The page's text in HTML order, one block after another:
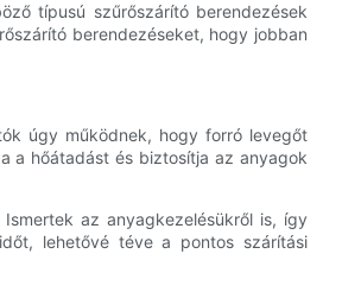
típusú szűrőszárító berendezések
berendezéseket, hogy jobban
úgy működnek, hogy forró levegőt
a hőátadást és biztosítja az anyagok
az anyagkezelésükről is, így
lehetővé téve a pontos szárítási